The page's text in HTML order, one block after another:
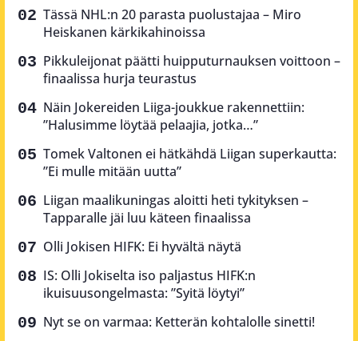
Tässä NHL:n 20 parasta puolustajaa – Miro
Heiskanen kärkikahinoissa
Pikkuleijonat päätti huipputurnauksen voittoon –
finaalissa hurja teurastus
Näin Jokereiden Liiga-joukkue rakennettiin:
”Halusimme löytää pelaajia, jotka…”
Tomek Valtonen ei hätkähdä Liigan superkautta:
”Ei mulle mitään uutta”
Liigan maalikuningas aloitti heti tykityksen –
Tapparalle jäi luu käteen finaalissa
Olli Jokisen HIFK: Ei hyvältä näytä
IS: Olli Jokiselta iso paljastus HIFK:n
ikuisuusongelmasta: ”Syitä löytyi”
Nyt se on varmaa: Ketterän kohtalolle sinetti!